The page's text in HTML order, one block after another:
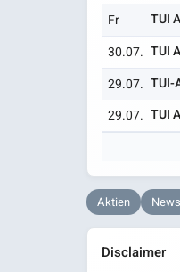
Fr
TUI
30.07. TUI
29.07. TUI-
29.07. TUI
Aktien News
Disclaimer